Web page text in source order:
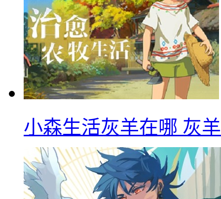
小森生活灰羊在哪 灰